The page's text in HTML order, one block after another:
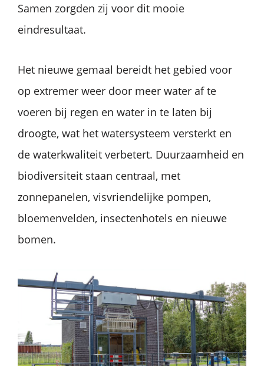
Samen zorgden zij voor dit mooie
eindresultaat.
Het nieuwe gemaal bereidt het gebied voor
op extremer weer door meer water af te
voeren bij regen en water in te laten bij
droogte, wat het watersysteem versterkt en
de waterkwaliteit verbetert. Duurzaamheid en
biodiversiteit staan centraal, met
zonnepanelen, visvriendelijke pompen,
bloemenvelden, insectenhotels en nieuwe
bomen.